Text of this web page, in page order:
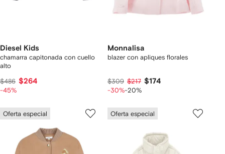
Diesel Kids
chamarra capitonada con cuello
alto
$486 $264
-45%
Monnalisa
blazer con apliques florales
$309 $217 $174
-30%-20%
Oferta especial Oferta especial